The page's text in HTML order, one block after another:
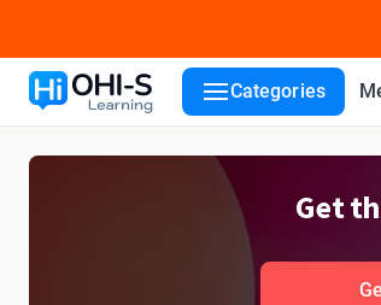
Categories
Get